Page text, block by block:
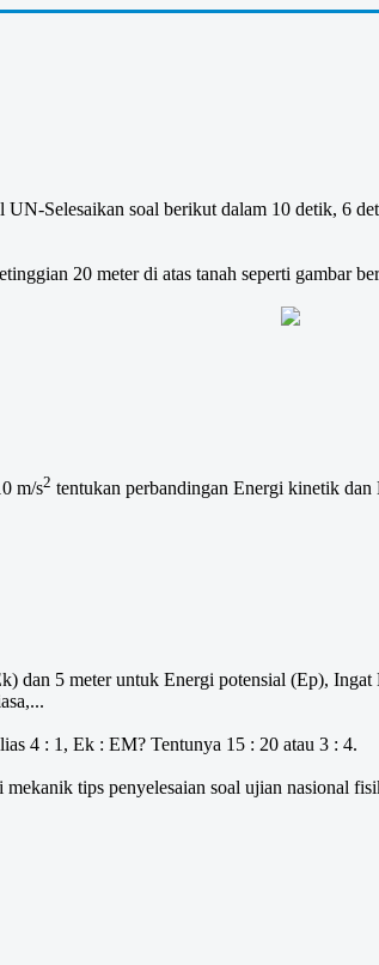
UN-Selesaikan soal berikut dalam 10 detik, 6
20 meter di atas tanah seperti gambar
m/s2 tentukan perbandingan Energi kinetik dan
5 meter untuk Energi potensial (Ep),
4 : 1, Ek : EM? Tentunya 15 : 20 atau 3 : 4.
tips penyelesaian soal ujian nasional